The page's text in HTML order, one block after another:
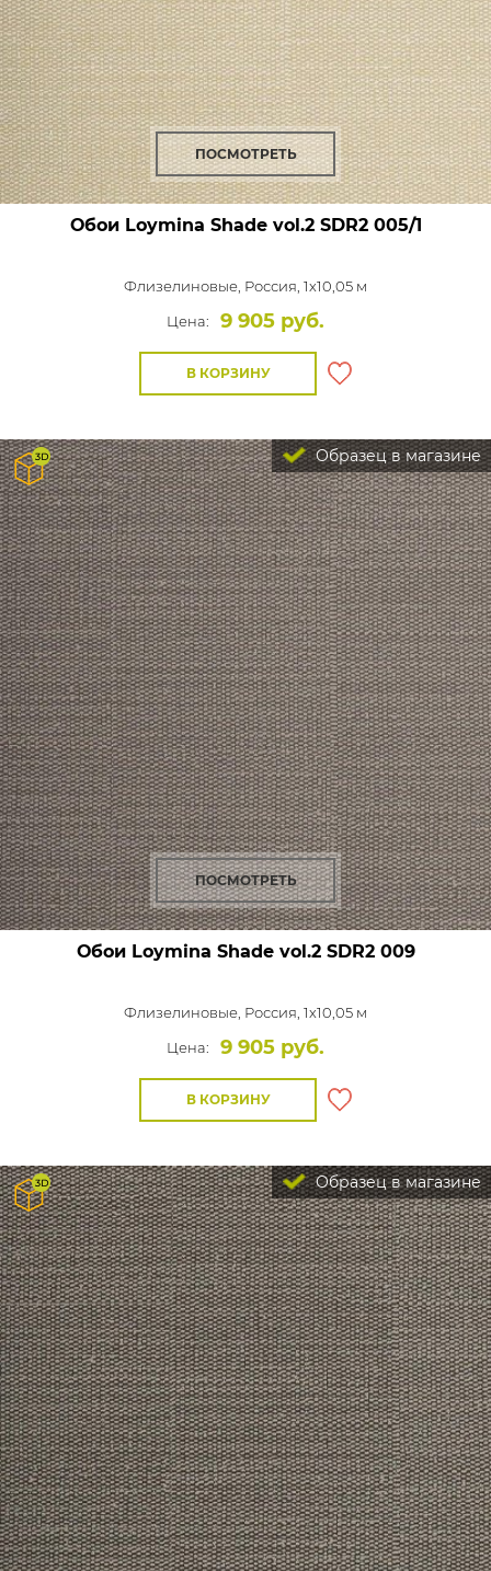
ПОСМОТРЕТЬ
Обои Loymina Shade vol.2SDR2 005/1
Флизелиновые, Россия, 1x10,05 м
Цена:
9 905 руб.
В КОРЗИНУ
Образец в магазине
ПОСМОТРЕТЬ
Обои Loymina Shade vol.2SDR2 009
Флизелиновые, Россия, 1x10,05 м
Цена:
9 905 руб.
В КОРЗИНУ
Образец в магазине